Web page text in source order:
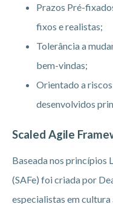
Prazos Pré-
fixos e realistas;
Tolerância a
bem-vindas;
Orientado a
desenvolvidos
Scaled Agile
Baseada nos princípios
(SAFe) foi criada por
especialistas em